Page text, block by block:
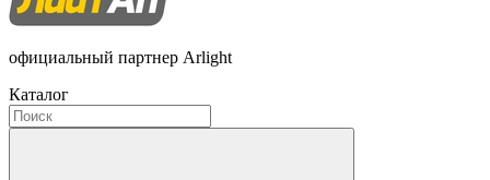
официальный партнер Arlight
Каталог